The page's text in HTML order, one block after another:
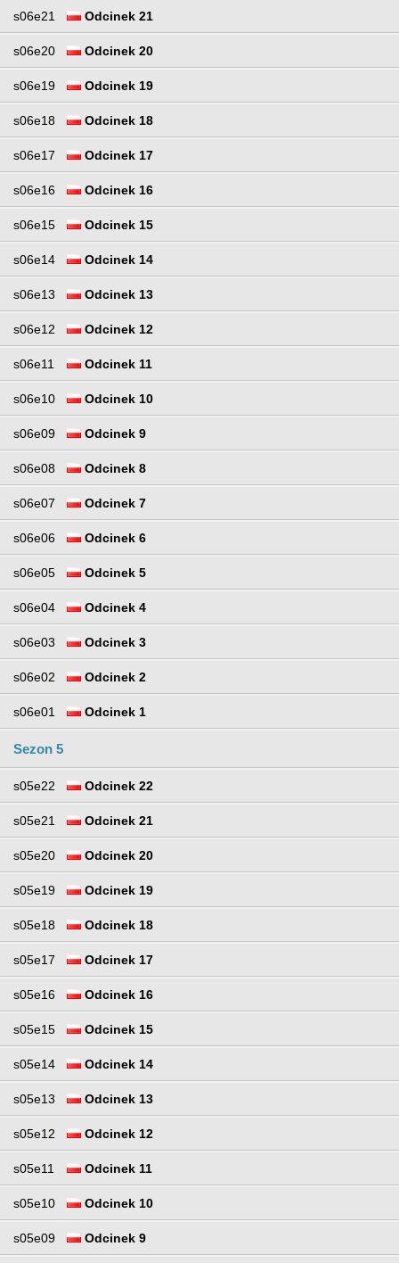
s06e21 Odcinek 21
s06e20 Odcinek 20
s06e19 Odcinek 19
s06e18 Odcinek 18
s06e17 Odcinek 17
s06e16 Odcinek 16
s06e15 Odcinek 15
s06e14 Odcinek 14
s06e13 Odcinek 13
s06e12 Odcinek 12
s06e11 Odcinek 11
s06e10 Odcinek 10
s06e09 Odcinek 9
s06e08 Odcinek 8
s06e07 Odcinek 7
s06e06 Odcinek 6
s06e05 Odcinek 5
s06e04 Odcinek 4
s06e03 Odcinek 3
s06e02 Odcinek 2
s06e01 Odcinek 1
Sezon 5
s05e22 Odcinek 22
s05e21 Odcinek 21
s05e20 Odcinek 20
s05e19 Odcinek 19
s05e18 Odcinek 18
s05e17 Odcinek 17
s05e16 Odcinek 16
s05e15 Odcinek 15
s05e14 Odcinek 14
s05e13 Odcinek 13
s05e12 Odcinek 12
s05e11 Odcinek 11
s05e10 Odcinek 10
s05e09 Odcinek 9